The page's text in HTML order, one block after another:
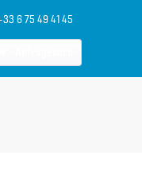
6 75 49 41 45